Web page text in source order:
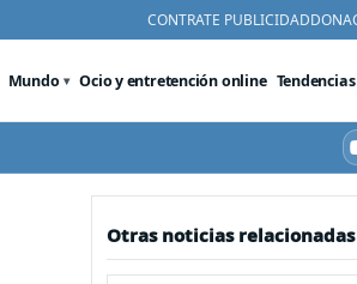
CONTRATE PUBLICIDAD
Mundo Ocio y entretención online Tendencias
Otras noticias relacionadas